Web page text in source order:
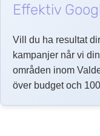
Effektiv
Vill du ha resultat
kampanjer når vi
områden inom
över budget och